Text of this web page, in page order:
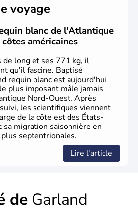
se sont succédées avant l'arrivée
à la découverte du continent par
en 1492. Les 13 colonies
la Déclaration d'indépendance
première constitution en 1787.
marque ensuite l'entrée dans une
intense.
voyage
blanc de l'Atlantique
américaines
de long et ses 771 kg, il
qu'il fascine. Baptisé
requin blanc est aujourd'hui
plus imposant mâle jamais
Nord-Ouest. Après
les scientifiques viennent
de la côte est des États-
migration saisonnière en
septentrionales.
Lire l'article
de Garland